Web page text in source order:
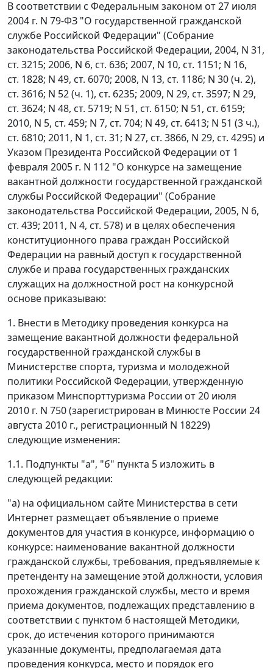
В соответствии с Федеральным законом от 27 июля
2004 г. N 79-ФЗ "О государственной гражданской
службе Российской Федерации" (Собрание
законодательства Российской Федерации, 2004, N 31,
ст. 3215; 2006, N 6, ст. 636; 2007, N 10, ст. 1151; N 16,
ст. 1828; N 49, ст. 6070; 2008, N 13, ст. 1186; N 30 (ч. 2),
ст. 3616; N 52 (ч. 1), ст. 6235; 2009, N 29, ст. 3597; N 29,
ст. 3624; N 48, ст. 5719; N 51, ст. 6150; N 51, ст. 6159;
2010, N 5, ст. 459; N 7, ст. 704; N 49, ст. 6413; N 51 (3 ч.),
ст. 6810; 2011, N 1, ст. 31; N 27, ст. 3866, N 29, ст. 4295) и
Указом Президента Российской Федерации от 1
февраля 2005 г. N 112 "О конкурсе на замещение
вакантной должности государственной гражданской
службы Российской Федерации" (Собрание
законодательства Российской Федерации, 2005, N 6,
ст. 439; 2011, N 4, ст. 578) и в целях обеспечения
конституционного права граждан Российской
Федерации на равный доступ к государственной
службе и права государственных гражданских
служащих на должностной рост на конкурсной
основе приказываю:
1. Внести в Методику проведения конкурса на
замещение вакантной должности федеральной
государственной гражданской службы в
Министерстве спорта, туризма и молодежной
политики Российской Федерации, утвержденную
приказом Минспорттуризма России от 20 июля
2010 г. N 750 (зарегистрирован в Минюсте России 24
августа 2010 г., регистрационный N 18229)
следующие изменения:
1.1. Подпункты "а", "б" пункта 5 изложить в
следующей редакции:
"а) на официальном сайте Министерства в сети
Интернет размещает объявление о приеме
документов для участия в конкурсе, информацию о
конкурсе: наименование вакантной должности
гражданской службы, требования, предъявляемые к
претенденту на замещение этой должности, условия
прохождения гражданской службы, место и время
приема документов, подлежащих представлению в
соответствии с пунктом 6 настоящей Методики,
срок, до истечения которого принимаются
указанные документы, предполагаемая дата
проведения конкурса, место и порядок его